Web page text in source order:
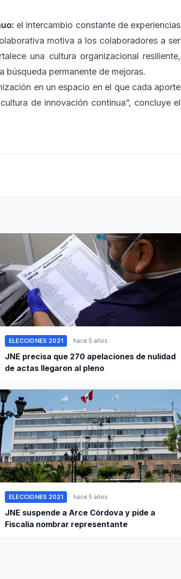
el intercambio constante de experiencias
motiva a los colaboradores a ser
una cultura organizacional resiliente,
búsqueda permanente de mejoras.
en un espacio en el que cada aporte
de innovación continua”, concluye el
ELECCIONES 2021 hace 5 años
JNE precisa que 270 apelaciones de nulidad
de actas llegaron al pleno
ELECCIONES 2021 hace 5 años
JNE suspende a Arce Córdova y pide a
Fiscalía nombrar representante